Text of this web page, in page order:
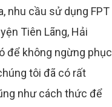
nhu cầu sử dụng FPT
Tiên Lãng, Hải
để không ngừng phục
tôi đã có rất
như cách thức để